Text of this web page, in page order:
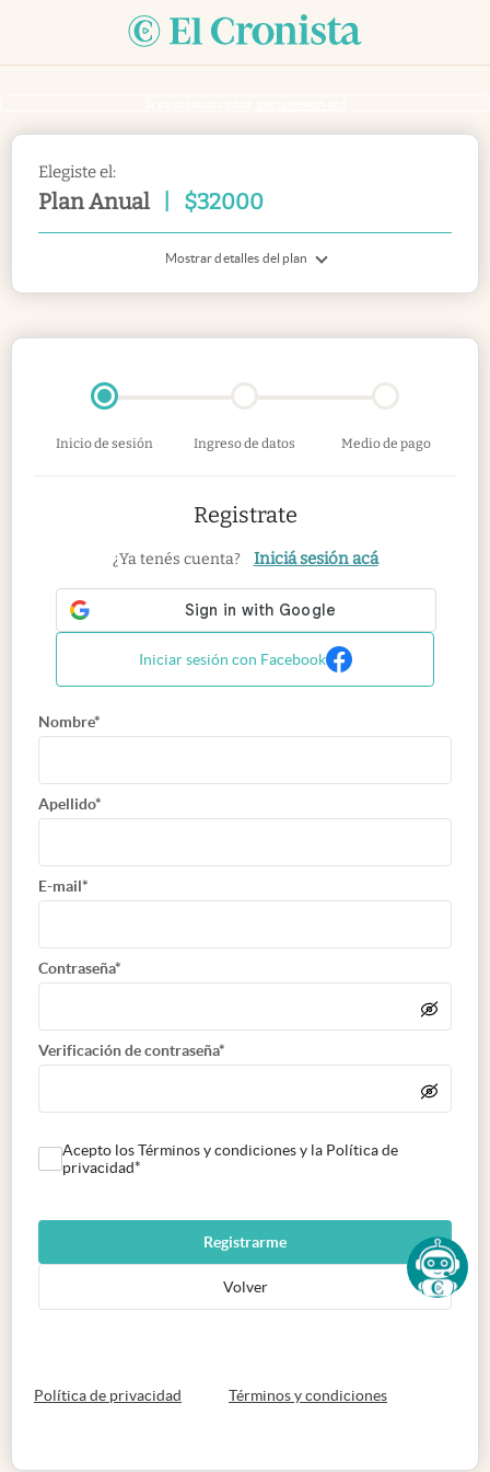
Elegiste el:
Plan Anual $32000
Mostrar detalles del plan
Inicio de sesión Ingreso de datos Medio de pago
Registrate
¿Ya tenés cuenta? Iniciá sesión acá
Iniciar sesión con Facebook
Nombre*
Apellido*
E-mail*
Contraseña*
Verificación de contraseña*
Acepto los Términos y condiciones y la Política de
privacidad*
Registrarme
Volver
Política de privacidad abre en nueva pestaña
Términos y condicionesabre en nueva